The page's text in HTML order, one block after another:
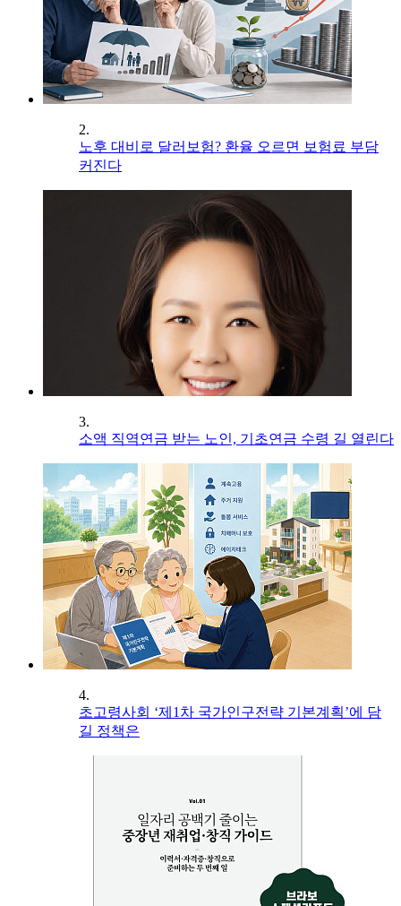
2.
노후 대비로 달러보험? 환율 오르면 보험료 부담
커진다
3.
소액 직역연금 받는 노인, 기초연금 수령 길 열린다
4.
초고령사회 ‘제1차 국가인구전략 기본계획’에 담
길 정책은